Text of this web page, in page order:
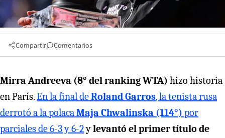
Compartir Comentarios
Mirra Andreeva (8° del ranking WTA) hizo historia
en París.En la final deRoland Garros, la tenista rusa
derrotó a la polacaMaja Chwalinska (114°) por
parciales de 6-3 y 6-2ylevantó el primer título de